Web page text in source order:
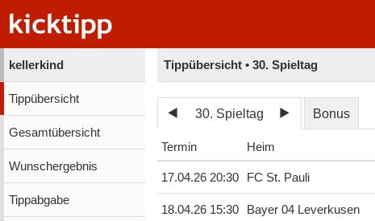
kellerkind
Tippübersicht
Gesamtübersicht
Wunschergebnis
Tippabgabe
Tippübersicht • 30. Spieltag
30. Spieltag Bonus
Termin Heim
17.04.26 20:30 FC St. Pauli
18.04.26 15:30 Bayer 04 Leverkusen